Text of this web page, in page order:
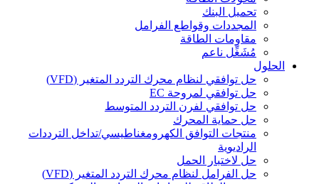
تحميل البنك
المجددات وقواطع الفرامل
مقاومات الطاقة
مُشَغِّل ناعم
الحلول
حل توافقي لنظام محرك التردد المتغير (VFD)
حل توافقي لمروحة EC
حل توافقي لفرن التردد المتوسط
حل حماية المحرك
منتجات التوافق الكهرومغناطيسي/تداخل الترددات
الراديوية
حل لاختبار الحمل
حل الفرامل لنظام محرك التردد المتغير (VFD)